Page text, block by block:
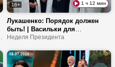
16+ 1 ч 12 мин
Лукашенко: Порядок должен
быть! | Васильки для
Лукашенко, премии
красные коровы
Неделя Президента